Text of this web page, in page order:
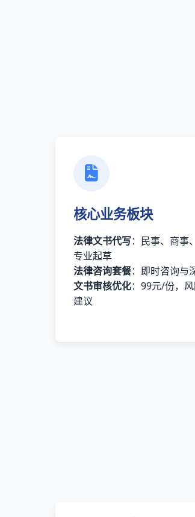
核心业务板块
法律文书代写：民事、商事
专业起草
法律咨询套餐：即时咨询与
文书审核优化：99元/份，
建议